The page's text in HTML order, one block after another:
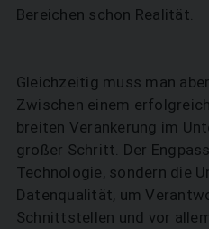
Bereichen schon Realität.
Gleichzeitig muss man
Zwischen einem
breiten Verankerung im
großer Schritt. Der
Technologie, sondern die
Datenqualität, um
Schnittstellen und vor